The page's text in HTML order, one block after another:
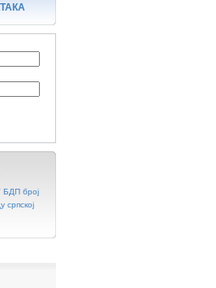
БДП број
српској